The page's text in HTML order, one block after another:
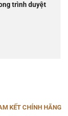
trình duyệt
KẾT CHÍNH HÃNG